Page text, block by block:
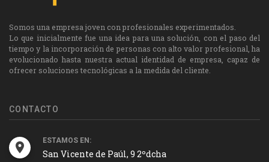
Somos una empresa joven con profesionales experimentados.
Lo que inicialmente fue una idea para una solución, con el paso del
tiempo y la incorporación de personas con alto valor profesional, ha
evolucionado hasta nuestra actual identidad de empresa, capaz de
ofrecer soluciones tecnológicas a la medida del cliente.
CONTACTO
ESTAMOS EN:
San Vicente de Paúl, 9 2ºdcha